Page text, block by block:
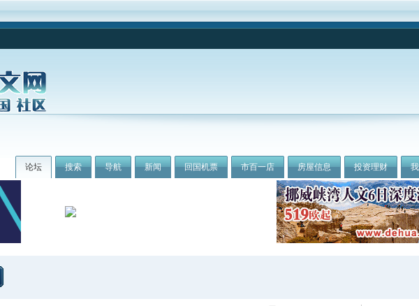
论坛 搜索 导航 新闻 回国机票 市百一店 房屋信息 投资理财